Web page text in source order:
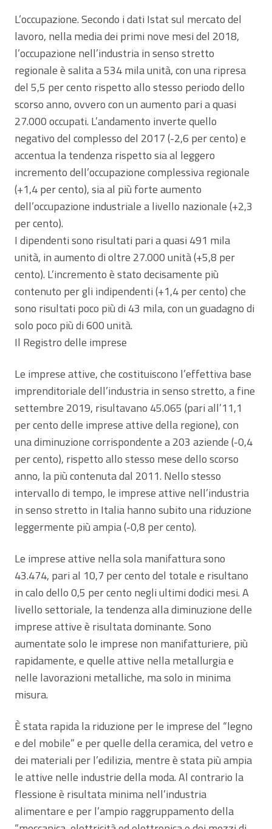
L’occupazione. Secondo i dati Istat sul mercato del
lavoro, nella media dei primi nove mesi del 2018,
l’occupazione nell’industria in senso stretto
regionale è salita a 534 mila unità, con una ripresa
del 5,5 per cento rispetto allo stesso periodo dello
scorso anno, ovvero con un aumento pari a quasi
27.000 occupati. L’andamento inverte quello
negativo del complesso del 2017 (-2,6 per cento) e
accentua la tendenza rispetto sia al leggero
incremento dell’occupazione complessiva regionale
(+1,4 per cento), sia al più forte aumento
dell’occupazione industriale a livello nazionale (+2,3
per cento).
I dipendenti sono risultati pari a quasi 491 mila
unità, in aumento di oltre 27.000 unità (+5,8 per
cento). L’incremento è stato decisamente più
contenuto per gli indipendenti (+1,4 per cento) che
sono risultati poco più di 43 mila, con un guadagno di
solo poco più di 600 unità.
Il Registro delle imprese
Le imprese attive, che costituiscono l’effettiva base
imprenditoriale dell’industria in senso stretto, a fine
settembre 2019, risultavano 45.065 (pari all’11,1
per cento delle imprese attive della regione), con
una diminuzione corrispondente a 203 aziende (-0,4
per cento), rispetto allo stesso mese dello scorso
anno, la più contenuta dal 2011. Nello stesso
intervallo di tempo, le imprese attive nell’industria
in senso stretto in Italia hanno subito una riduzione
leggermente più ampia (-0,8 per cento).
Le imprese attive nella sola manifattura sono
43.474, pari al 10,7 per cento del totale e risultano
in calo dello 0,5 per cento negli ultimi dodici mesi. A
livello settoriale, la tendenza alla diminuzione delle
imprese attive è risultata dominante. Sono
aumentate solo le imprese non manifatturiere, più
rapidamente, e quelle attive nella metallurgia e
nelle lavorazioni metalliche, ma solo in minima
misura.
È stata rapida la riduzione per le imprese del “legno
e del mobile” e per quelle della ceramica, del vetro e
dei materiali per l’edilizia, mentre è stata più ampia
le attive nelle industrie della moda. Al contrario la
flessione è risultata minima nell’industria
alimentare e per l’ampio raggruppamento della